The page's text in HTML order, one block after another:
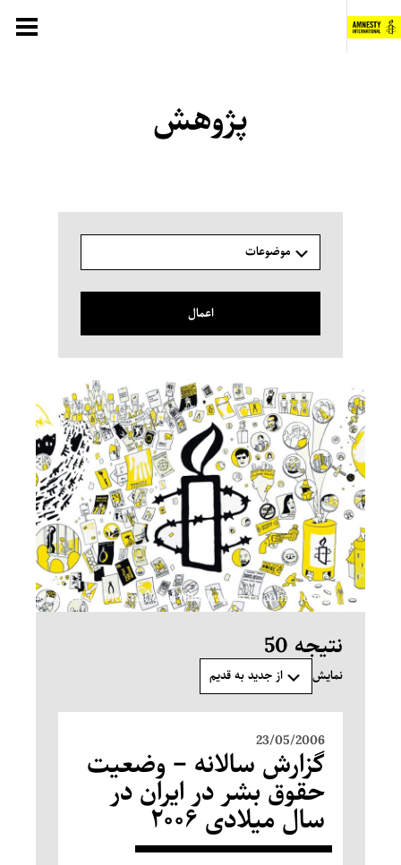
رفتن
به
پژوهش
موضوعات
اعمال
Amnesty International (Illustration Graphfac.com) ©
نتیجه 50
نمایش از جدید به قدیم
23/05/2006
گزارش سالانه – وضعیت
حقوق بشر در ایران در
سال میلادی ۲۰۰۶